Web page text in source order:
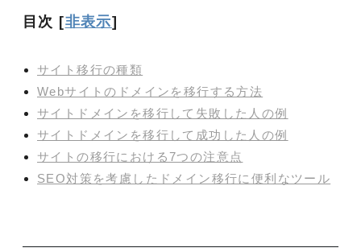
目次 [非表示]
サイト移行の種類
Webサイトのドメインを移行する方法
サイトドメインを移行して失敗した人の例
サイトドメインを移行して成功した人の例
サイトの移行における7つの注意点
SEO対策を考慮したドメイン移行に便利なツール